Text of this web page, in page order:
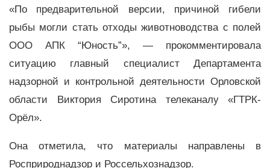
«По предварительной версии, причиной гибели
рыбы могли стать отходы животноводства с полей
ООО АПК “Юность”», — прокомментировала
ситуацию главный специалист Департамента
надзорной и контрольной деятельности Орловской
области Виктория Сиротина телеканалу «ГТРК-
Орёл».
Она отметила, что материалы направлены в
Росприроднадзор и Россельхознадзор.